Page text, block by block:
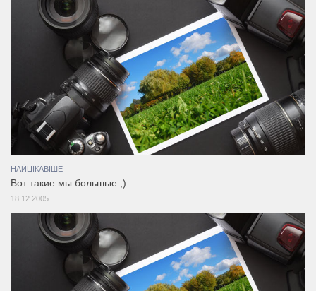
НАЙЦІКАВІШЕ
Вот такие мы большые ;)
18.12.2005